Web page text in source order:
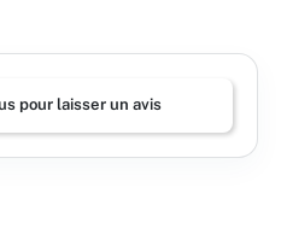
pour laisser un avis